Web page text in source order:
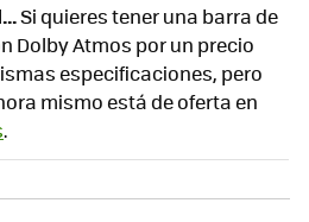
Si quieres tener una barra de
Dolby Atmos por un precio
especificaciones, pero
mismo está de oferta en
.